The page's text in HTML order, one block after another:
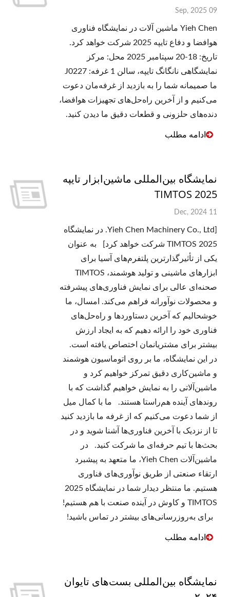
09 Sep, 2025
Yieh Chen ماشین آلات در نمایشگاه فناوری
هوافضا و دفاع تایپه 2025 شرکت خواهد کرد.
تاریخ: 18-20 سپتامبر 2025 محل: مرکز
ما صمیمانه شما را به بازدید از غرفه‌مان دعوت
می‌کنیم و از آخرین راه‌حل‌های تجهیزات هوافضا،
دنده‌های حلزونی و قطعات دقیق ما دیدن کنید.
ادامه مطلب
نمایشگاه بین‌المللی ماشین‌ابزار تایپه
2025 TIMTOS
11 Dec, 2024
[Yieh Chen Machinery Co., Ltd. در نمایشگاه
TIMTOS 2025 شرکت خواهد کرد] به عنوان
یکی از تأثیرگذارترین پلتفرم‌های آسیا برای
ابزارهای ماشینی و تولید هوشمند، TIMTOS
صحنه‌ای عالی برای نمایش فناوری‌های پیشرفته
و محصولات نوآورانه فراهم می‌کند. امسال، ما
خوشحالیم که آخرین دستاوردها و راه‌حل‌های
فناوری خود را ارائه دهیم که به ایجاد ارزش
بیشتر برای مشتریانمان اختصاص یافته است.
در این نمایشگاه، ما بر روی اتوماسیون هوشمند
و ماشین‌کاری دقیق تمرکز خواهیم کرد و
ماشین‌آلاتی را به نمایش خواهیم گذاشت که با
روندهای آینده هم‌راستا هستند. ما با کمال میل
از شما دعوت می‌کنیم که از غرفه ما بازدید کنید
تا از نزدیک با آخرین فناوری‌ها آشنا شوید و در
بحث‌ها با تیم حرفه‌ای ما شرکت کنید. در
ماشین‌آلات Yieh Chen، ما متعهد به پیشبرد
ارتقاء صنعتی از طریق نوآوری‌های فناوری
هستیم. ما منتظر دیدار شما در نمایشگاه 2025
TIMTOS و کاوش در آینده صنعت با هم هستیم!
برای به‌روزرسانی‌های بیشتر در تماس باشید!
ادامه مطلب
نمایشگاه بین‌المللی بست‌های تایوان